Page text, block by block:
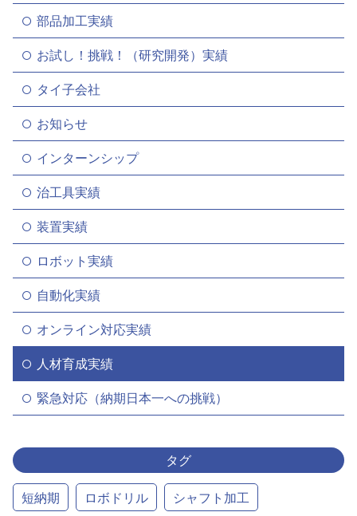
部品加工実績
お試し！挑戦！（研究開発）実績
タイ子会社
お知らせ
インターンシップ
治工具実績
装置実績
ロボット実績
自動化実績
オンライン対応実績
人材育成実績
緊急対応（納期日本一への挑戦）
タグ
短納期 ロボドリル
シャフト加工